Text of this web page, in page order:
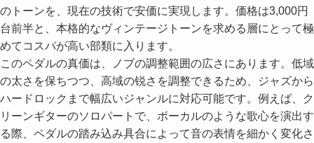
のトーンを、現在の技術で安価に実現します。価格は3,000円
台前半と、本格的なヴィンテージトーンを求める層にとって極
めてコスパが高い部類に入ります。
このペダルの真価は、ノブの調整範囲の広さにあります。低域
の太さを保ちつつ、高域の锐さを調整できるため、ジャズから
ハードロックまで幅広いジャンルに対応可能です。例えば、ク
リーンギターのソロパートで、ボーカルのような歌心を演出す
る際、ペダルの踏み込み具合によって音の表情を細かく変化さ